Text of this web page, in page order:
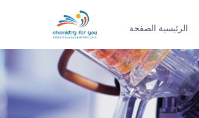
الرئيسية الصفحة